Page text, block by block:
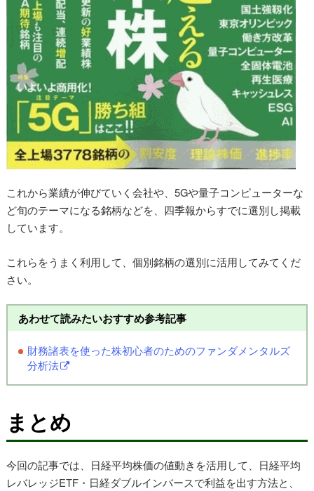
これから業績が伸びていく会社や、5Gや量子コンピューターな
ど旬のテーマになる銘柄などを、四季報からすでに選別し掲載
しています。
これらをうまく利用して、個別銘柄の選別に活用してみてくだ
さい。
あわせて読みたいおすすめ参考記事
財務諸表を使った株初心者のためのファンダメンタルズ
分析法
まとめ
今回の記事では、日経平均株価の値動きを活用して、日経平均
レバレッジETF・日経ダブルインバースで利益を出す方法と、